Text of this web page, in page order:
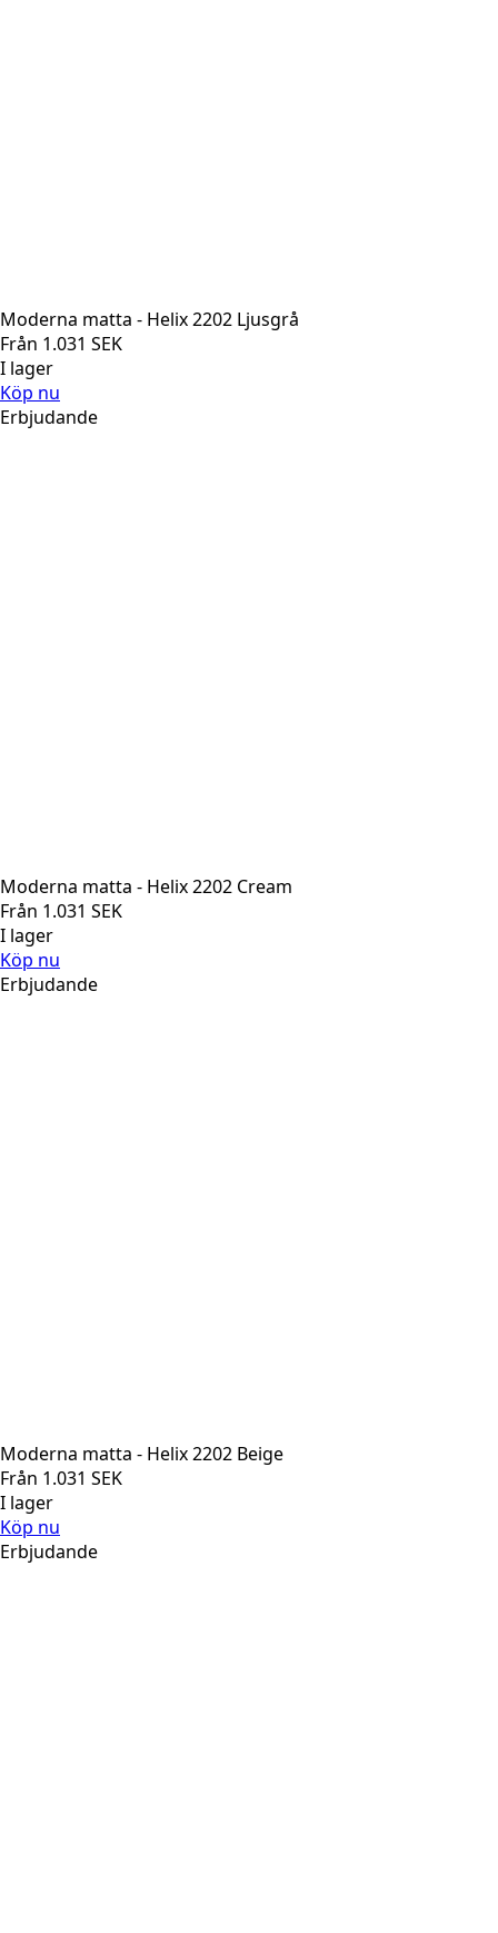
Moderna matta - Helix 2202 Ljusgrå
Från 1.031 SEK
I lager
Köp nu
Erbjudande
Moderna matta - Helix 2202 Cream
Från 1.031 SEK
I lager
Köp nu
Erbjudande
Moderna matta - Helix 2202 Beige
Från 1.031 SEK
I lager
Köp nu
Erbjudande